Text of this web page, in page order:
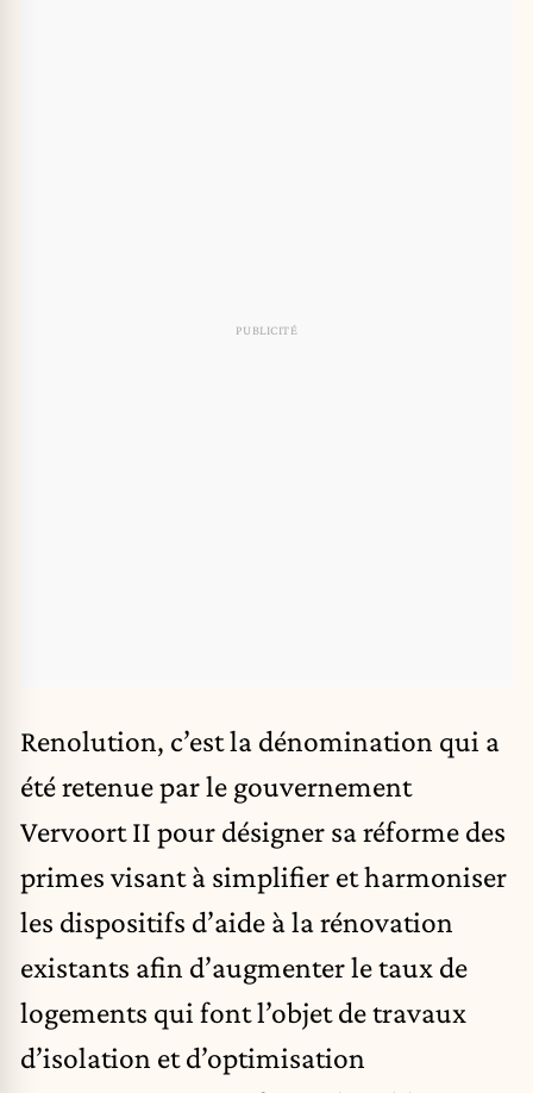
Renolution, c’est la dénomination qui a
été retenue par le gouvernement
Vervoort II pour désigner sa réforme des
primes visant à simplifier et harmoniser
les dispositifs d’aide à la rénovation
existants afin d’augmenter le taux de
logements qui font l’objet de travaux
d’isolation et d’optimisation